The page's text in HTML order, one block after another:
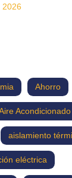
2026
Ahorro
Acondicionado
aislamiento
eléctrica